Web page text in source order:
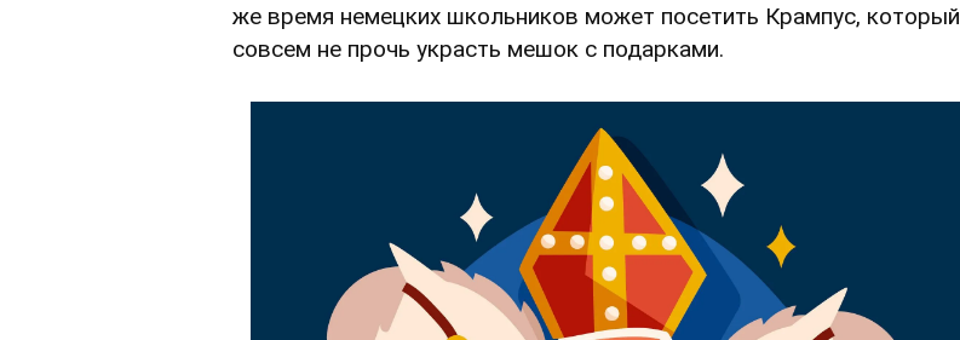
же время немецких школьников может посетить Крампус, который
совсем не прочь украсть мешок с подарками.